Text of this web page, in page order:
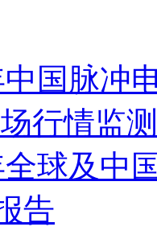
中国脉冲
场行情监
全球及中
告